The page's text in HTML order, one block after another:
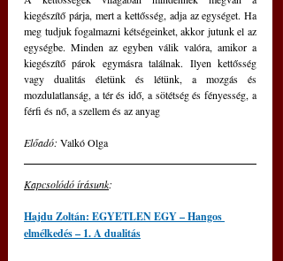
kiegészítő párja, mert a kettősség, adja az egységet. Ha
meg tudjuk fogalmazni kétségeinket, akkor jutunk el az
egységbe. Minden az egyben válik valóra, amikor a
kiegészítő párok egymásra találnak. Ilyen kettősség
vagy dualitás életünk és létünk, a mozgás és
mozdulatlanság, a tér és idő, a sötétség és fényesség, a
férfi és nő, a szellem és az anyag
Előadó: Valkó Olga
Kapcsolódó írásunk:
Hajdu Zoltán: EGYETLEN EGY – Hangos
elmélkedés – 1. A dualitás